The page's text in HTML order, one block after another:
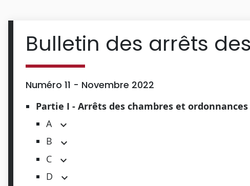
Bulletin des arrêts
Numéro 11 - Novembre 2022
Partie I - Arrêts des chambres et
A
B
C
D